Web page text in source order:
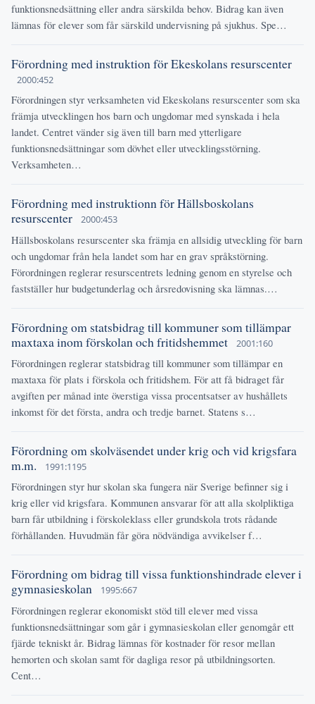
funktionsnedsättning eller andra särskilda behov. Bidrag kan även
lämnas för elever som får särskild undervisning på sjukhus. Spe…
Förordning med instruktion för Ekeskolans resurscenter
2000:452
Förordningen styr verksamheten vid Ekeskolans resurscenter som ska
främja utvecklingen hos barn och ungdomar med synskada i hela
landet. Centret vänder sig även till barn med ytterligare
funktionsnedsättningar som dövhet eller utvecklingsstörning.
Verksamheten…
Förordning med instruktionn för Hällsboskolans
resurscenter
2000:453
Hällsboskolans resurscenter ska främja en allsidig utveckling för barn
och ungdomar från hela landet som har en grav språkstörning.
Förordningen reglerar resurscentrets ledning genom en styrelse och
fastställer hur budgetunderlag och årsredovisning ska lämnas.…
Förordning om statsbidrag till kommuner som tillämpar
maxtaxa inom förskolan och fritidshemmet
2001:160
Förordningen reglerar statsbidrag till kommuner som tillämpar en
maxtaxa för plats i förskola och fritidshem. För att få bidraget får
avgiften per månad inte överstiga vissa procentsatser av hushållets
inkomst för det första, andra och tredje barnet. Statens s…
Förordning om skolväsendet under krig och vid krigsfara
m.m.
1991:1195
Förordningen styr hur skolan ska fungera när Sverige befinner sig i
krig eller vid krigsfara. Kommunen ansvarar för att alla skolpliktiga
barn får utbildning i förskoleklass eller grundskola trots rådande
förhållanden. Huvudmän får göra nödvändiga avvikelser f…
Förordning om bidrag till vissa funktionshindrade elever i
gymnasieskolan
1995:667
Förordningen reglerar ekonomiskt stöd till elever med vissa
funktionsnedsättningar som går i gymnasieskolan eller genomgår ett
fjärde tekniskt år. Bidrag lämnas för kostnader för resor mellan
hemorten och skolan samt för dagliga resor på utbildningsorten.
Cent…